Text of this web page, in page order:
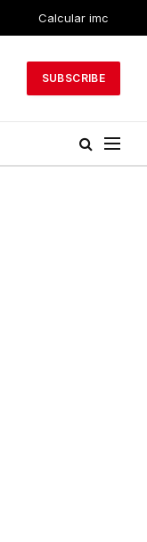
Calcular imc
SUBSCRIBE